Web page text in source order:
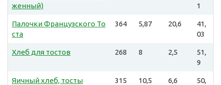
женный)
1
Палочки Французского То
ста
364 5,87 20,6
41,
03
Хлеб для тостов 268 8 2,5
51,
9
Яичный хлеб, тосты 315 10,5 6,6
50,